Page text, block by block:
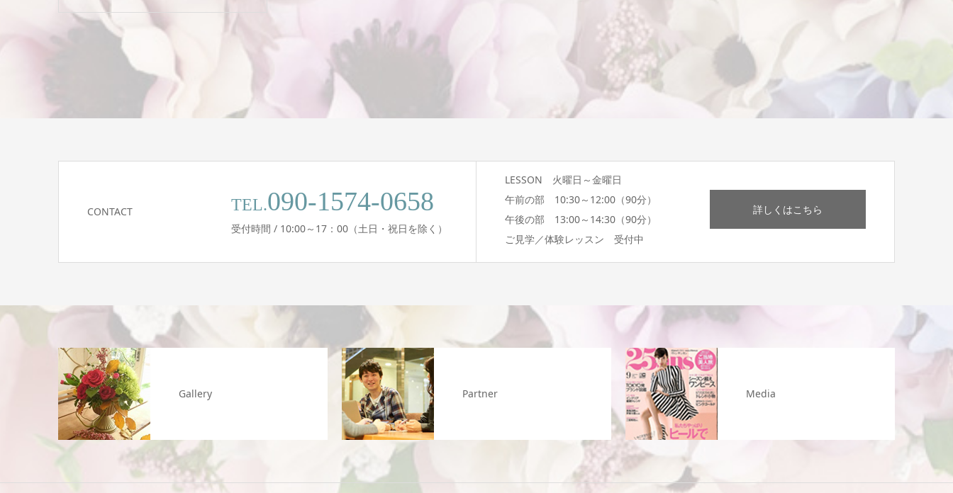
CONTACT TEL.090-1574-0658
受付時間 / 10:00～17：00（土日・祝日を除く）
LESSON 火曜日～金曜日
午前の部 10:30～12:00（90分）
午後の部 13:00～14:30（90分）
ご見学／体験レッスン 受付中
詳しくはこちら
Gallery Partner Media